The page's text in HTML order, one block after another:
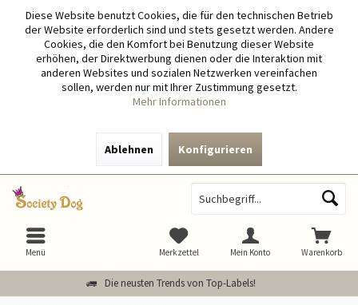
Diese Website benutzt Cookies, die für den technischen Betrieb
der Website erforderlich sind und stets gesetzt werden. Andere
Cookies, die den Komfort bei Benutzung dieser Website
erhöhen, der Direktwerbung dienen oder die Interaktion mit
anderen Websites und sozialen Netzwerken vereinfachen
sollen, werden nur mit Ihrer Zustimmung gesetzt.
Mehr Informationen
Ablehnen Konfigurieren
Die neusten Trends von Top-Labels!
Warenkorb
Merkzettel Mein Konto
Menü